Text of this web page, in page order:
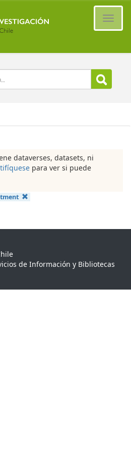
dataverses, datasets, ni
para ver si puede
de Información y Bibliotecas